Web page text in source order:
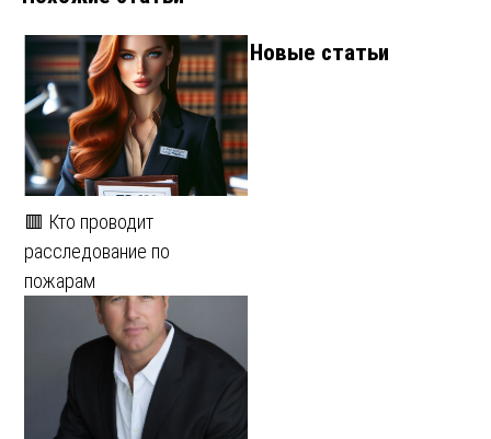
🟥 Кто проводит
расследование по
пожарам
Новые статьи